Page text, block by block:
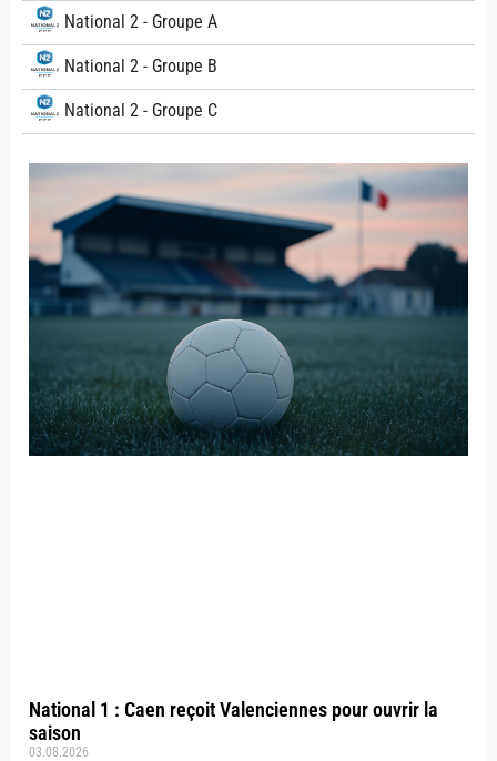
National 2 - Groupe A
National 2 - Groupe B
National 2 - Groupe C
National 1 : Caen reçoit Valenciennes pour ouvrir la
saison
03.08.2026